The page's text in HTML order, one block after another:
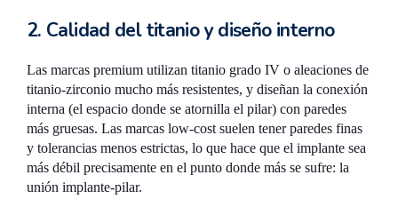
2. Calidad del titanio y diseño interno
Las marcas premium utilizan titanio grado IV o aleaciones de
titanio-zirconio mucho más resistentes, y diseñan la conexión
interna (el espacio donde se atornilla el pilar) con paredes
más gruesas. Las marcas low-cost suelen tener paredes finas
y tolerancias menos estrictas, lo que hace que el implante sea
más débil precisamente en el punto donde más se sufre: la
unión implante-pilar.